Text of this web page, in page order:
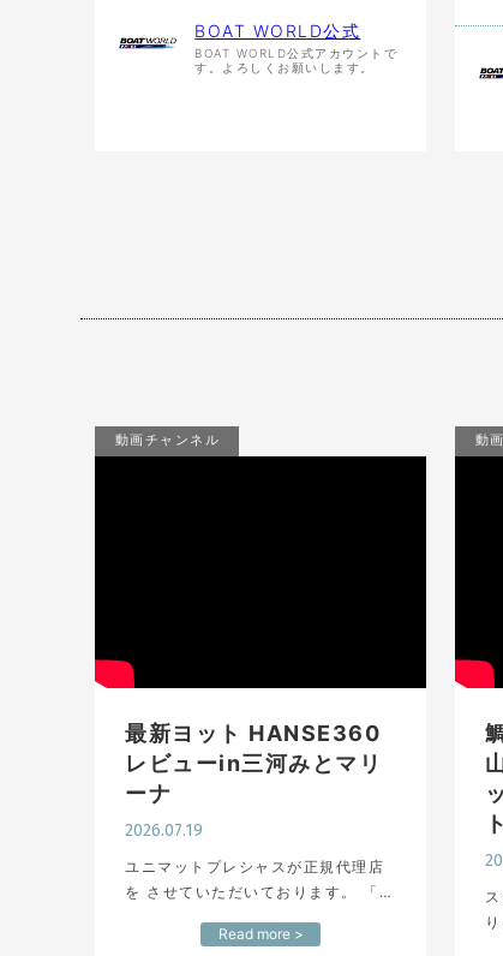
BOAT WORLD公式
BOAT WORLD公式アカウントで
す。よろしくお願いします。
動画チャンネル
最新ヨット HANSE360
レビューin三河みとマリ
ーナ
2026.07.19
ユニマットプレシャスが正規代理店
を させていただいております。 「ハ
艇を ご紹介します！ 受賞歴のあるハ
Read more >
動
ト